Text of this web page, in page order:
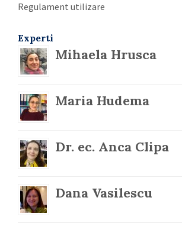
Regulament utilizare
Experti
Mihaela Hrusca
Maria Hudema
Dr. ec. Anca Clipa
Dana Vasilescu